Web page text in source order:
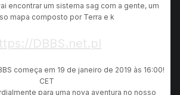
encontrar um sistema sag com a gente, um
mapa composto por Terra e k
DBBS.net.pl
começa em 19 de janeiro de 2019 às 16:00!
CET
para uma nova aventura no nosso